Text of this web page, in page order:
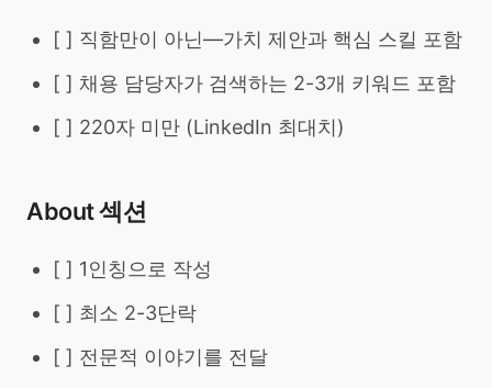
[ ] 직함만이 아닌—가치 제안과 핵심 스킬 포함
[ ] 채용 담당자가 검색하는 2-3개 키워드 포함
[ ] 220자 미만 (LinkedIn 최대치)
About 섹션
[ ] 1인칭으로 작성
[ ] 최소 2-3단락
[ ] 전문적 이야기를 전달